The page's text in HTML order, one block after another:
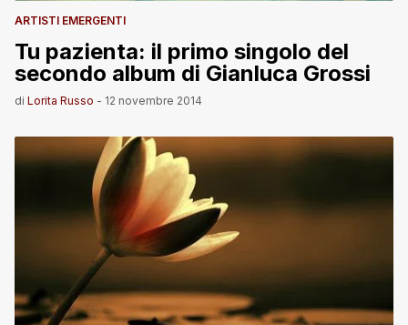
ARTISTI EMERGENTI
Tu pazienta: il primo singolo del
secondo album di Gianluca Grossi
di Lorita Russo - 12 novembre 2014